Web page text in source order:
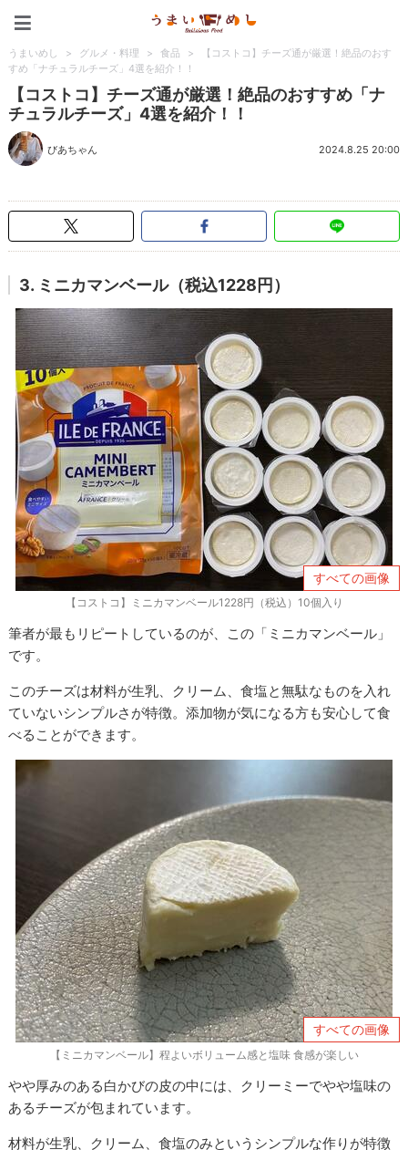
うまいめし > グルメ・料理 > 食品 >
【コストコ】チーズ通が厳選！絶品のおす
すめ「ナチュラルチーズ」4選を紹介！！
【コストコ】チーズ通が厳選！絶品のおすすめ「ナ
チュラルチーズ」4選を紹介！！
びあちゃん 2024.8.25 20:00
3. ミニカマンベール（税込1228円）
すべての画像
【コストコ】ミニカマンベール1228円（税込）10個入り
筆者が最もリピートしているのが、この「ミニカマンベール」
です。
このチーズは材料が生乳、クリーム、食塩と無駄なものを入れ
ていないシンプルさが特徴。添加物が気になる方も安心して食
べることができます。
すべての画像
【ミニカマンベール】程よいボリューム感と塩味 食感が楽しい
やや厚みのある白かびの皮の中には、クリーミーでやや塩味の
あるチーズが包まれています。
材料が生乳、クリーム、食塩のみというシンプルな作りが特徴